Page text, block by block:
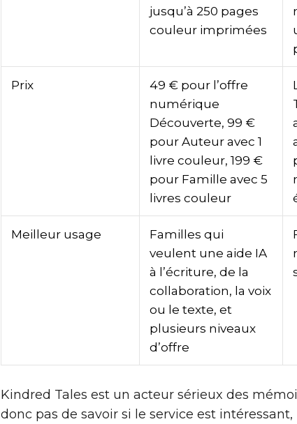
jusqu’à 250 pages
couleur imprimées
Prix
49 € pour l’offre
numérique
Découverte, 99 €
pour Auteur avec 1
livre couleur, 199 €
pour Famille avec 5
livres couleur
Meilleur usage
Familles qui
veulent une aide IA
à l’écriture, de la
collaboration, la voix
ou le texte, et
plusieurs niveaux
d’offre
Kindred Tales est un acteur sérieux des
donc pas de savoir si le service est